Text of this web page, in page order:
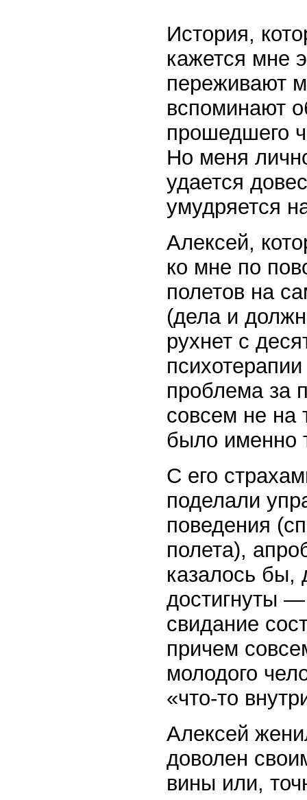
История,
кажется мне
переживают
вспоминают
прошедшего
Но меня
удается
умудряется
Алексей,
ко мне по
полетов на
(дела и
рухнет с
проблема за
совсем не на
было именно
С его
поделали
поведения
полета),
казалось бы,
достигнуты
свидание
причем
молодого
«что-то
Алексей
доволен
вины или,